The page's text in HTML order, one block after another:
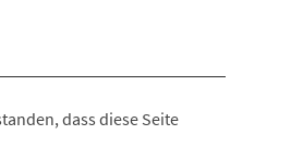
dass diese Seite